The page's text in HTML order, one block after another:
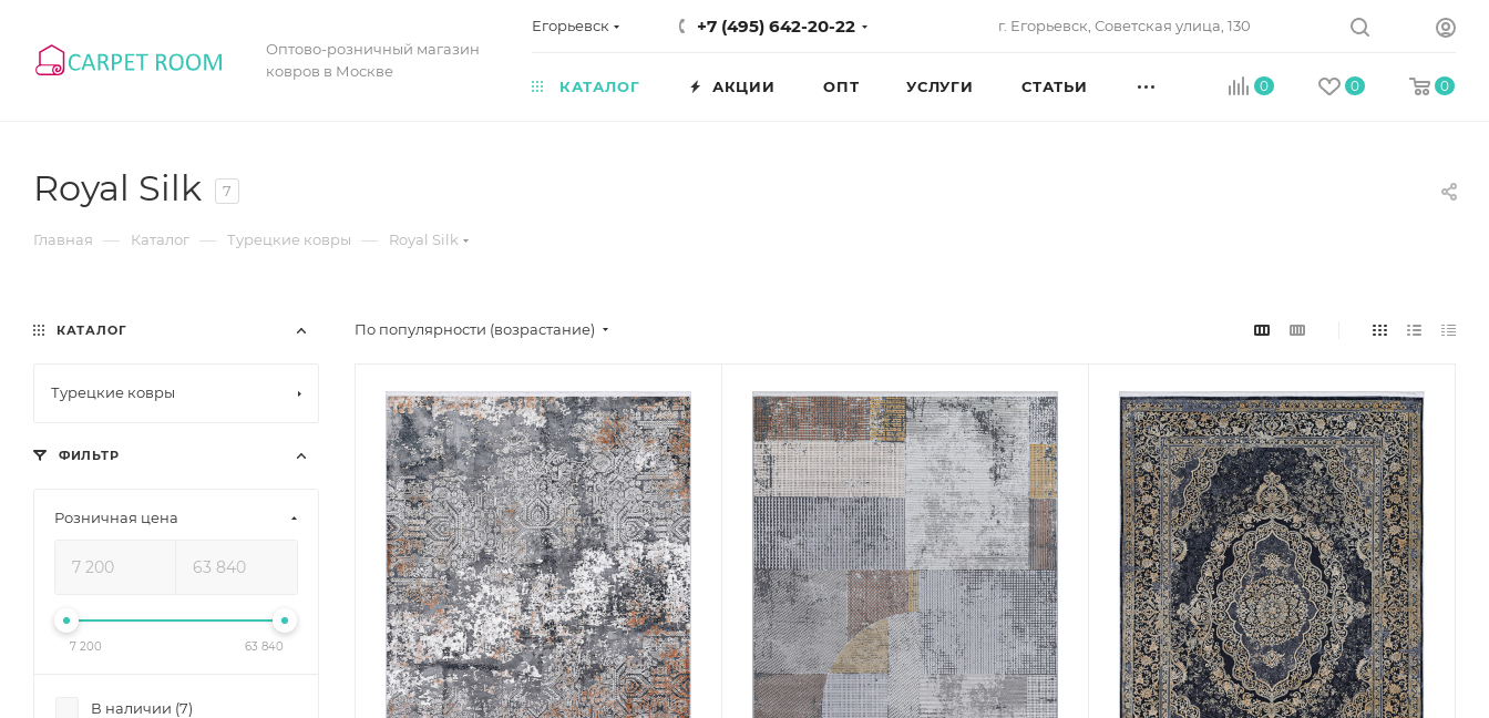
Оптово-розничный магазин
ковров в Москве
Егорьевск +7 (495) 642-20-22 г. Егорьевск, Советская улица, 130
0 0 0
КАТАЛОГ АКЦИИ ОПТ УСЛУГИ СТАТЬИ
Royal Silk 7
Главная — Каталог — Турецкие ковры — Royal Silk
По популярности (возрастание)
КАТАЛОГ
Турецкие ковры
ФИЛЬТР
Розничная цена
7 200 63 840
В наличии (7)